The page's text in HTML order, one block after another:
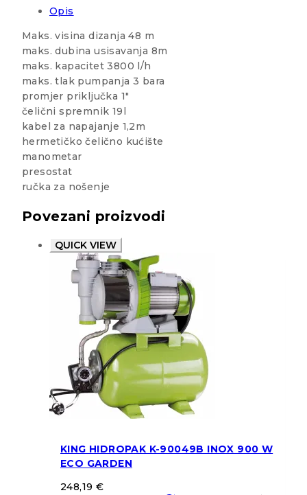
Opis
Maks. visina dizanja 48 m
maks. dubina usisavanja 8m
maks. kapacitet 3800 l/h
maks. tlak pumpanja 3 bara
promjer priključka 1″
čelični spremnik 19l
kabel za napajanje 1,2m
hermetičko čelično kućište
manometar
presostat
ručka za nošenje
Povezani proizvodi
QUICK VIEW
KING HIDROPAK K-90049B INOX 900 W
ECO GARDEN
248,19 €